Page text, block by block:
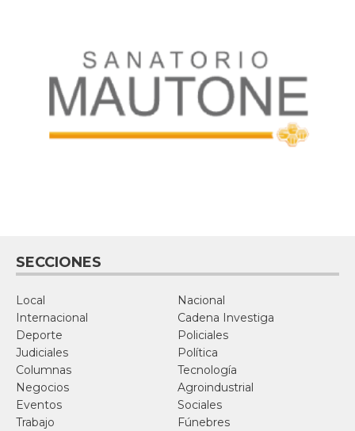
SECCIONES
Local
Nacional
Internacional
Cadena Investiga
Deporte
Policiales
Judiciales
Política
Columnas
Tecnología
Negocios
Agroindustrial
Eventos
Sociales
Trabajo
Fúnebres